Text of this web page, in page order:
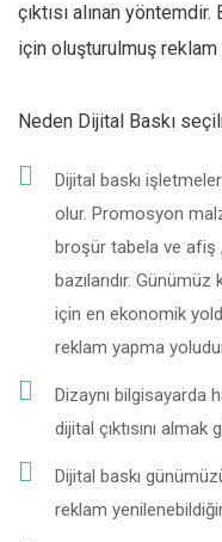
çıktısı alınan
için oluşturulmuş reklam
Neden Dijital Baskı
Dijital baskı
olur. Promosyon
broşür tabela ve afiş ,
bazılarıdır.
için en ekonomik
reklam yapma
Dizaynı bilgisayarda
dijital çıktısını
Dijital baskı
reklam